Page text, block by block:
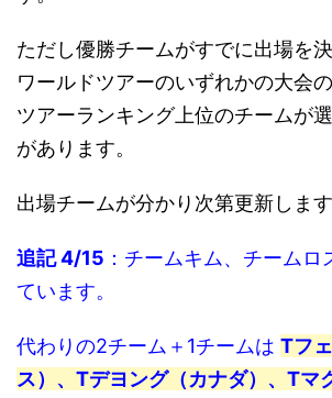
ただし優勝チームがすでに出場を
ワールドツアーのいずれかの大会
ツアーランキング上位のチームが
があります。
出場チームが分かり次第更新します
追記 4/15 ：チームキム、チームロ
ています。
代わりの2チーム＋1チームは Tフ
ス）、Tデヨング（カナダ）、Tマ